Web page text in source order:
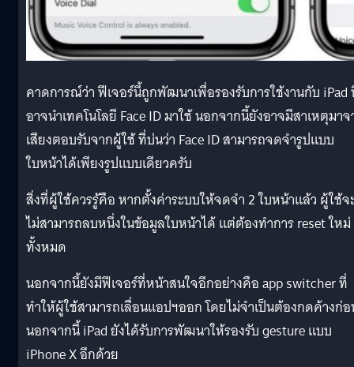
คาดการณ์ว่า ฟีเจอร์นี้ถูกพัฒนาเพื่อรองรับการใช้งานกับ iPad
อาจนำเทคโนโลยี Face ID มาใช้ นอกจากนี้ยังอาจมีสาเหตุมา
เสียงตอบรับจากผู้ใช้ ที่บ่นว่า Face ID สามารถจดจำรูปแบบ
ใบหน้าได้เพียงรูปแบบเดียวครับ
สิ่งที่ผู้ใช้ควรรู้คือ หากตั้งค่าระบบให้จดจำ 2 ใบหน้าแล้ว ผู้ใช้จ
ไม่สามารถลบหนึ่งในข้อมูลใบหน้าได้ แต่ต้องทำการ reset ใหม่
ทั้งหมด
นอกจากนี้ยังมีฟีเจอร์ที่หน้าสนใจอีกอย่างคือ app switcher ที่
ทำให้ผู้ใช้สามารถเลื่อนแอปฯออก โดยไม่จำเป็นต้องกดค้างก่
นอกจากนี้ iPad ยังได้รับการพัฒนาให้รองรับ gesture แบบ
iPhone X อีกด้วย